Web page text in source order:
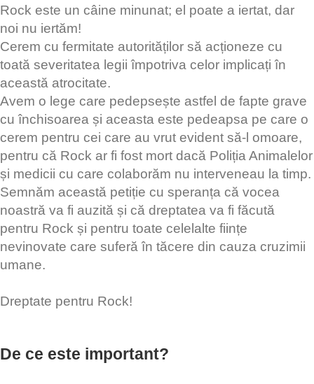
Rock este un câine minunat; el poate a iertat, dar
noi nu iertăm!
Cerem cu fermitate autorităților să acționeze cu
toată severitatea legii împotriva celor implicați în
această atrocitate.
Avem o lege care pedepsește astfel de fapte grave
cu închisoarea și aceasta este pedeapsa pe care o
cerem pentru cei care au vrut evident să-l omoare,
pentru că Rock ar fi fost mort dacă Poliția Animalelor
și medicii cu care colaborăm nu interveneau la timp.
Semnăm această petiție cu speranța că vocea
noastră va fi auzită și că dreptatea va fi făcută
pentru Rock și pentru toate celelalte ființe
nevinovate care suferă în tăcere din cauza cruzimii
umane.
Dreptate pentru Rock!
De ce este important?